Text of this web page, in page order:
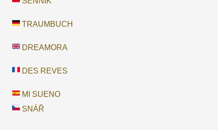
TRAUMBUCH
DREAMORA
DES REVES
MI SUENO
SNÁŘ